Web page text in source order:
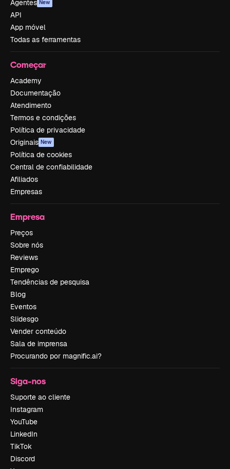
Agentes New
API
App móvel
Todas as ferramentas
Começar
Academy
Documentação
Atendimento
Termos e condições
Política de privacidade
Originais New
Política de cookies
Central de confiabilidade
Afiliados
Empresas
Empresa
Preços
Sobre nós
Reviews
Emprego
Tendências de pesquisa
Blog
Eventos
Slidesgo
Vender conteúdo
Sala de imprensa
Procurando por magnific.ai?
Siga-nos
Suporte ao cliente
Instagram
YouTube
LinkedIn
TikTok
Discord